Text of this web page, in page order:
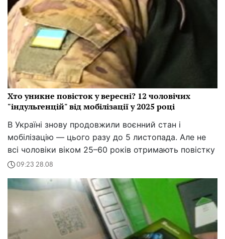
Хто уникне повісток у вересні? 12 чоловічих
"індульгенцій" від мобілізації у 2025 році
В Україні знову продовжили воєнний стан і
мобілізацію — цього разу до 5 листопада. Але не
всі чоловіки віком 25–60 років отримають повістку
09:23 28.08